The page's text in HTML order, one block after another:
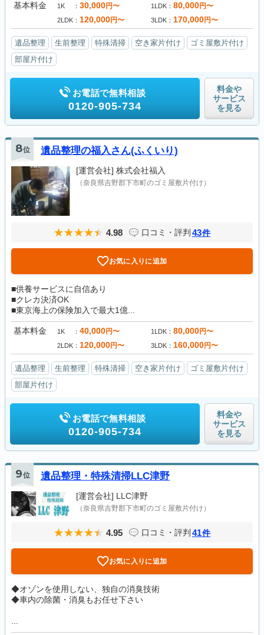
基本料金 1K 30,000円〜 1LDK 80,000円〜
2LDK 120,000円〜 3LDK 170,000円〜
遺品整理 生前整理 特殊清掃 空き家片付け
ゴミ屋敷片付け
部屋片付け
お電話で無料相談
0120-905-734
料金や
サービス
を見る
8位 遺品整理の福入さん(ふくいり)
[運営会社] 株式会社福入
（奈良県吉野郡下市町のゴミ屋敷片付け）
4.98 口コミ・評判 43件
お気に入りに追加
■供養サービスに自信あり
■クレカ決済OK
■東京海上の保険加入で最大1億...
基本料金 1K 40,000円〜 1LDK 80,000円〜
2LDK 120,000円〜 3LDK 160,000円〜
遺品整理 生前整理 特殊清掃 空き家片付け
ゴミ屋敷片付け
部屋片付け
お電話で無料相談
0120-905-734
料金や
サービス
を見る
9位 遺品整理・特殊清掃LLC津野
[運営会社] LLC津野
（奈良県吉野郡下市町のゴミ屋敷片付け）
4.95 口コミ・評判 41件
お気に入りに追加
◆オゾンを使用しない、独自の消臭技術
◆車内の除菌・消臭もお任せ下さい